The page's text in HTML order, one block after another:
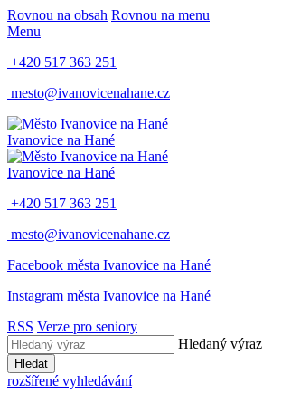
Rovnou na obsah Rovnou na menu
Menu
+420 517 363 251
mesto@ivanovicenahane.cz
Ivanovice na Hané
Ivanovice na Hané
+420 517 363 251
mesto@ivanovicenahane.cz
Facebook města Ivanovice na Hané
Instagram města Ivanovice na Hané
RSS Verze pro seniory
Hledaný výraz
Hledat
rozšířené vyhledávání